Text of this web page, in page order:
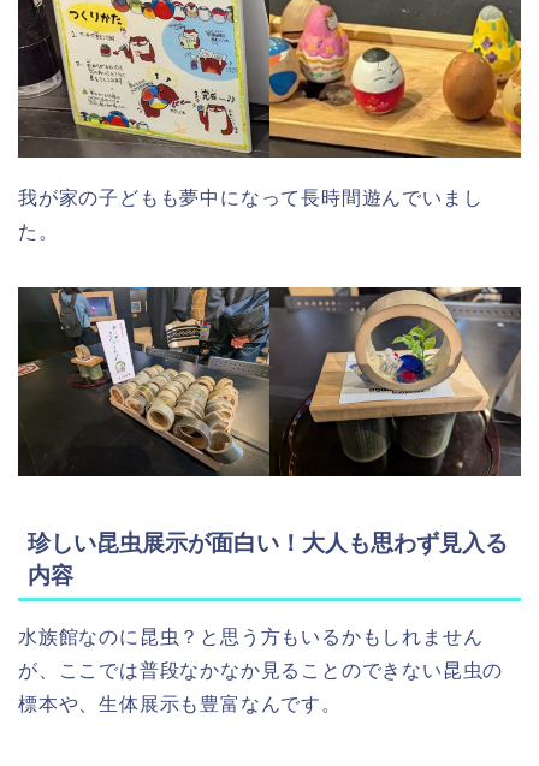
我が家の子どもも夢中になって長時間遊んでいまし
た。
珍しい昆虫展示が面白い！大人も思わず見入る
内容
水族館なのに昆虫？と思う方もいるかもしれません
が、ここでは普段なかなか見ることのできない昆虫の
標本や、生体展示も豊富なんです。